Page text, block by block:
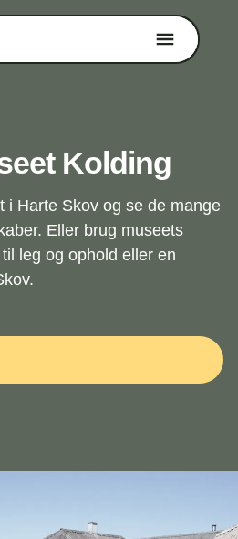
hovedindholdet
på Oplev Kolding
Oplev Kolding
Kolding
i Harte Skov og se de mange
Eller brug museets
leg og ophold eller en